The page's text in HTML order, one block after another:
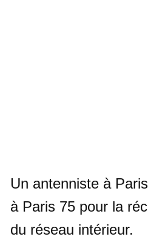
Un antenniste à
à Paris 75 pour la
du réseau intérieur.